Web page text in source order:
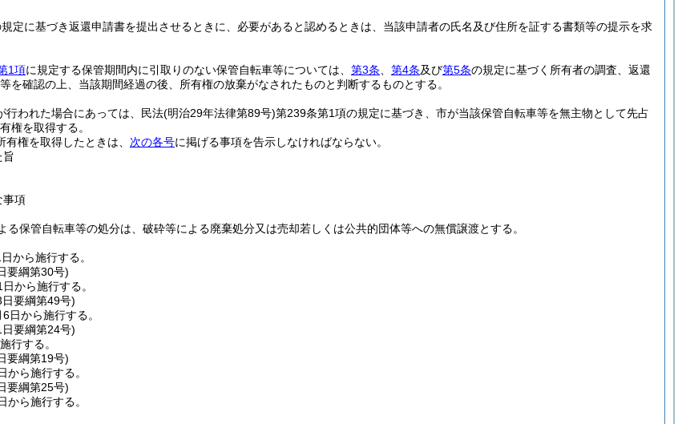
定に基づき返還申請書を提出させるときに、必要があると認めるときは、当該申請者の氏名及び住所を証する書類等の提示を求
1項に規定する保管期間内に引取りのない保管自転車等については、 第3条 第4条及び第5条の規定に基づく所有者の調査、返還
を確認の上、当該期間経過の後、所有権の放棄がなされたものと判断するものとする。
行われた場合にあっては、民法(明治29年法律第89号)第239条第1項の規定に基づき、市が当該保管自転車等を無主物として先占
権を取得する。
権を取得したときは、 次の各号に掲げる事項を告示しなければならない。
事項
る保管自転車等の処分は、破砕等による廃棄処分又は売却若しくは公共的団体等への無償譲渡とする。
から施行する。
要綱第30号)
から施行する。
日要綱第49号)
日から施行する。
日要綱第24号)
行する。
要綱第19号)
から施行する。
要綱第25号)
から施行する。